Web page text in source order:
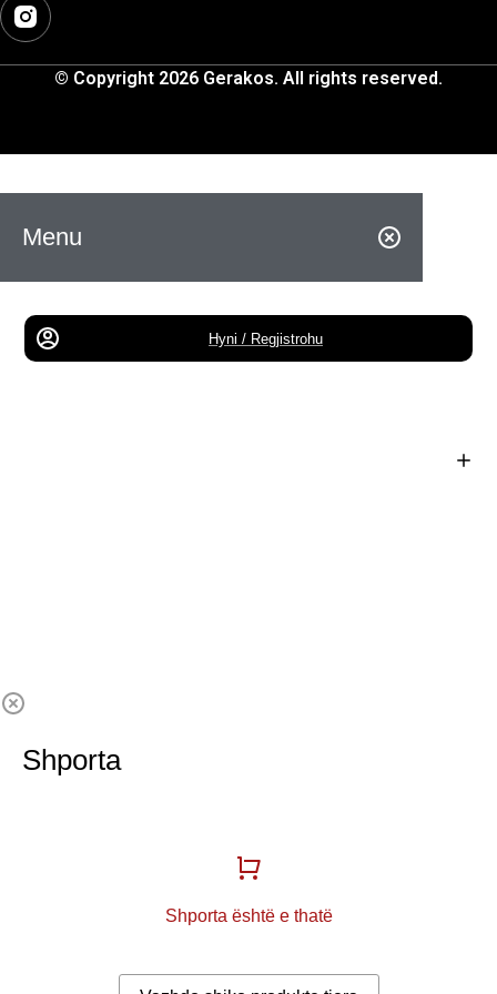
© Copyright 2026 Gerakos. All rights reserved.
Menu
Hyni / Regjistrohu
Shporta
Shporta është e thatë